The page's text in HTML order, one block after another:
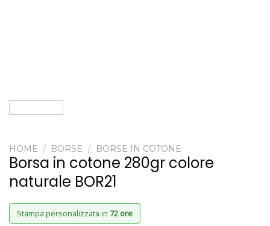
HOME / BORSE / BORSE IN COTONE
Borsa in cotone 280gr colore
naturale BOR21
Stampa personalizzata in 72 ore